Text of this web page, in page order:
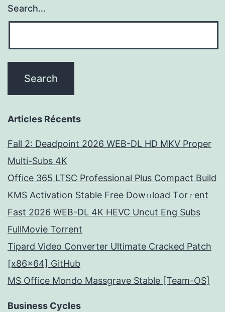
Search…
Articles Récents
Fall 2: Deadpoint 2026 WEB-DL HD MKV Proper
Multi-Subs 4K
Office 365 LTSC Professional Plus Compact Build
KMS Activation Stable Frее Dow𝚗load Tоr𝚛ent
Fast 2026 WEB-DL 4K HEVC Uncut Eng Subs
FullMov𝗂e Torrent
Tipard Video Converter Ultimate Cracked Patch
[x86x64] GitHub
MS Office Mondo Massgrave Stable [Team-OS]
Business Cycles